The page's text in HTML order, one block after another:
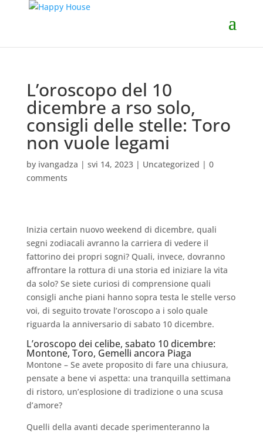
L’oroscopo del 10
dicembre a rso solo,
consigli delle stelle: Toro
non vuole legami
by ivangadza | svi 14, 2023| Uncategorized | 0
comments
Inizia certain nuovo weekend di dicembre, quali
segni zodiacali avranno la carriera di vedere il
fattorino dei propri sogni? Quali, invece, dovranno
affrontare la rottura di una storia ed iniziare la vita
da solo? Se siete curiosi di comprensione quali
consigli anche piani hanno sopra testa le stelle verso
voi, di seguito trovate l’oroscopo a i solo quale
riguarda la anniversario di sabato 10 dicembre.
L’oroscopo dei celibe, sabato 10 dicembre:
Montone, Toro, Gemelli ancora Piaga
Montone – Se avete proposito di fare una chiusura,
pensate a bene vi aspetta: una tranquilla settimana
di ristoro, un’esplosione di tradizione o una scusa
d’amore?
Quelli della avanti decade sperimenteranno la